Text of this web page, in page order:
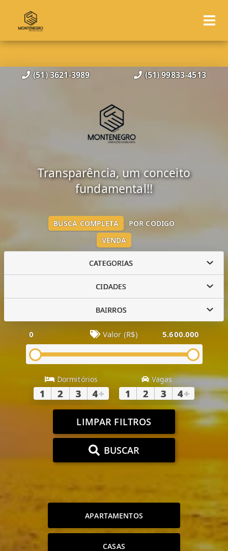
(51) 3621-3989 (51) 99833-4513
Transparência, um conceito
fundamental!!
VENDA
BUSCA COMPLETA POR CÓDIGO
CATEGORIAS
CIDADES
BAIRROS
0 Valor (R$) 5.600.000
Dormitórios
1 2 3 4+
Vagas
1 2 3 4+
LIMPAR FILTROS
BUSCAR
APARTAMENTOS
CASAS